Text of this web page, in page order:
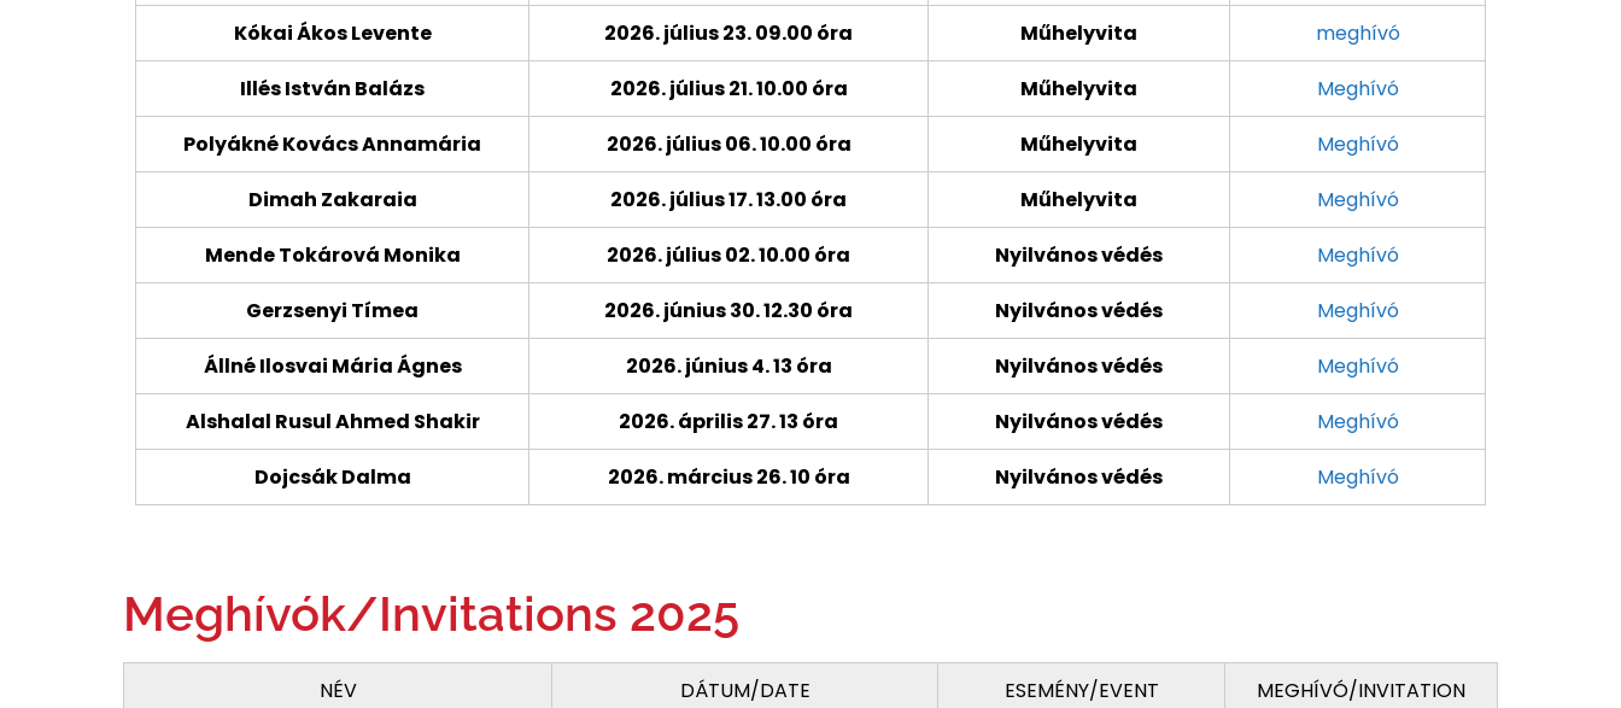
Kókai Ákos Levente
2026. július 23. 09.00 óra Műhelyvita
meghívó
Illés István Balázs
2026. július 21. 10.00 óra Műhelyvita
Meghívó
Polyákné Kovács Annamária
2026. július 06. 10.00 óra Műhelyvita
Meghívó
Dimah Zakaraia
2026. július 17. 13.00 óra Műhelyvita
Meghívó
Mende Tokárová Monika
2026. július 02. 10.00 óra Nyilvános védés
Meghívó
Gerzsenyi Tímea
2026. június 30. 12.30 óra Nyilvános védés
Meghívó
Állné Ilosvai Mária Ágnes
2026. június 4. 13 óra Nyilvános védés
Meghívó
Alshalal Rusul Ahmed Shakir
2026. április 27. 13 óra Nyilvános védés
Meghívó
Dojcsák Dalma
2026. március 26. 10 óra Nyilvános védés Meghívó
Meghívók/Invitations 2025
NÉV DÁTUM/DATE ESEMÉNY/EVENT
MEGHÍVÓ/INVITATION